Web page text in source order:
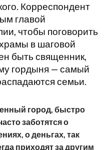
Корреспондент
главой
чтобы поговорить
в шаговой
быть священник,
гордыня — самый
семьи.
город, быстро
заботятся о
о деньгах, так
приходят за другим